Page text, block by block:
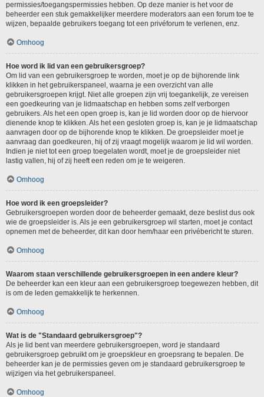
permissies/toegangspermissies hebben. Op deze manier is het voor de
beheerder een stuk gemakkelijker meerdere moderators aan een forum toe te
wijzen, bepaalde gebruikers toegang tot een privéforum te verlenen, enz.
Omhoog
Hoe word ik lid van een gebruikersgroep?
Om lid van een gebruikersgroep te worden, moet je op de bijhorende link
klikken in het gebruikerspaneel, waarna je een overzicht van alle
gebruikersgroepen krijgt. Niet alle groepen zijn vrij toegankelijk, ze vereisen
een goedkeuring van je lidmaatschap en hebben soms zelf verborgen
gebruikers. Als het een open groep is, kan je lid worden door op de hiervoor
dienende knop te klikken. Als het een gesloten groep is, kan je je lidmaatschap
aanvragen door op de bijhorende knop te klikken. De groepsleider moet je
aanvraag dan goedkeuren, hij of zij vraagt mogelijk waarom je lid wil worden.
Indien je niet tot een groep toegelaten wordt, moet je de groepsleider niet
lastig vallen, hij of zij heeft een reden om je te weigeren.
Omhoog
Hoe word ik een groepsleider?
Gebruikersgroepen worden door de beheerder gemaakt, deze beslist dus ook
wie de groepsleider is. Als je een gebruikersgroep wil starten, moet je contact
opnemen met de beheerder, dit kan door hem/haar een privébericht te sturen.
Omhoog
Waarom staan verschillende gebruikersgroepen in een andere kleur?
De beheerder kan een kleur aan een gebruikersgroep toegewezen hebben, dit
is om de leden gemakkelijk te herkennen.
Omhoog
Wat is de "Standaard gebruikersgroep"?
Als je lid bent van meerdere gebruikersgroepen, word je standaard
gebruikersgroep gebruikt om je groepskleur en groepsrang te bepalen. De
beheerder kan je de permissies geven om je standaard gebruikersgroep te
wijzigen via het gebruikerspaneel.
Omhoog